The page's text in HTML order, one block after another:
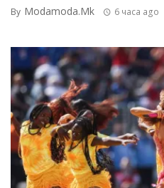
By Modamoda.mk 6 часа ago